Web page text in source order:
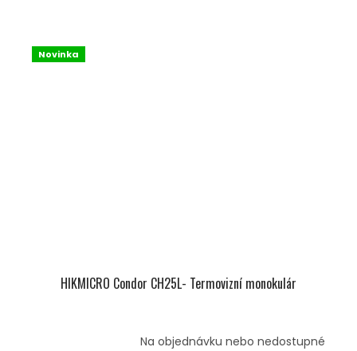
Novinka
HIKMICRO Condor CH25L- Termovizní monokulár
Na objednávku nebo nedostupné